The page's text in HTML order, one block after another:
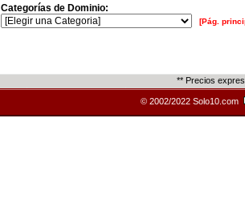
Categorías de Dominio:
[Pág.
** Precios
© 2002/2022 Solo10.com